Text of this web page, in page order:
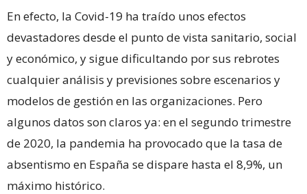
En efecto, la Covid-19 ha traído unos efectos
devastadores desde el punto de vista sanitario, social
y económico, y sigue dificultando por sus rebrotes
cualquier análisis y previsiones sobre escenarios y
modelos de gestión en las organizaciones. Pero
algunos datos son claros ya: en el segundo trimestre
de 2020, la pandemia ha provocado que la tasa de
absentismo en España se dispare hasta el 8,9%, un
máximo histórico.